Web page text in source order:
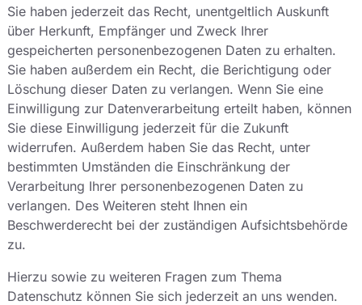
Sie haben jederzeit das Recht, unentgeltlich Auskunft
über Herkunft, Empfänger und Zweck Ihrer
gespeicherten personenbezogenen Daten zu erhalten.
Sie haben außerdem ein Recht, die Berichtigung oder
Löschung dieser Daten zu verlangen. Wenn Sie eine
Einwilligung zur Datenverarbeitung erteilt haben, können
Sie diese Einwilligung jederzeit für die Zukunft
widerrufen. Außerdem haben Sie das Recht, unter
bestimmten Umständen die Einschränkung der
Verarbeitung Ihrer personenbezogenen Daten zu
verlangen. Des Weiteren steht Ihnen ein
Beschwerderecht bei der zuständigen Aufsichtsbehörde
zu.
Hierzu sowie zu weiteren Fragen zum Thema
Datenschutz können Sie sich jederzeit an uns wenden.